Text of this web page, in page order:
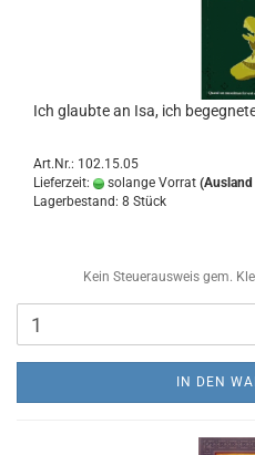
Ich glaubte an Isa, ich
Art.Nr.: 102.15.05
Lieferzeit:
solange Vorrat
Lagerbestand: 8 Stück
Kein Steuerausweis gem.
IN DEN